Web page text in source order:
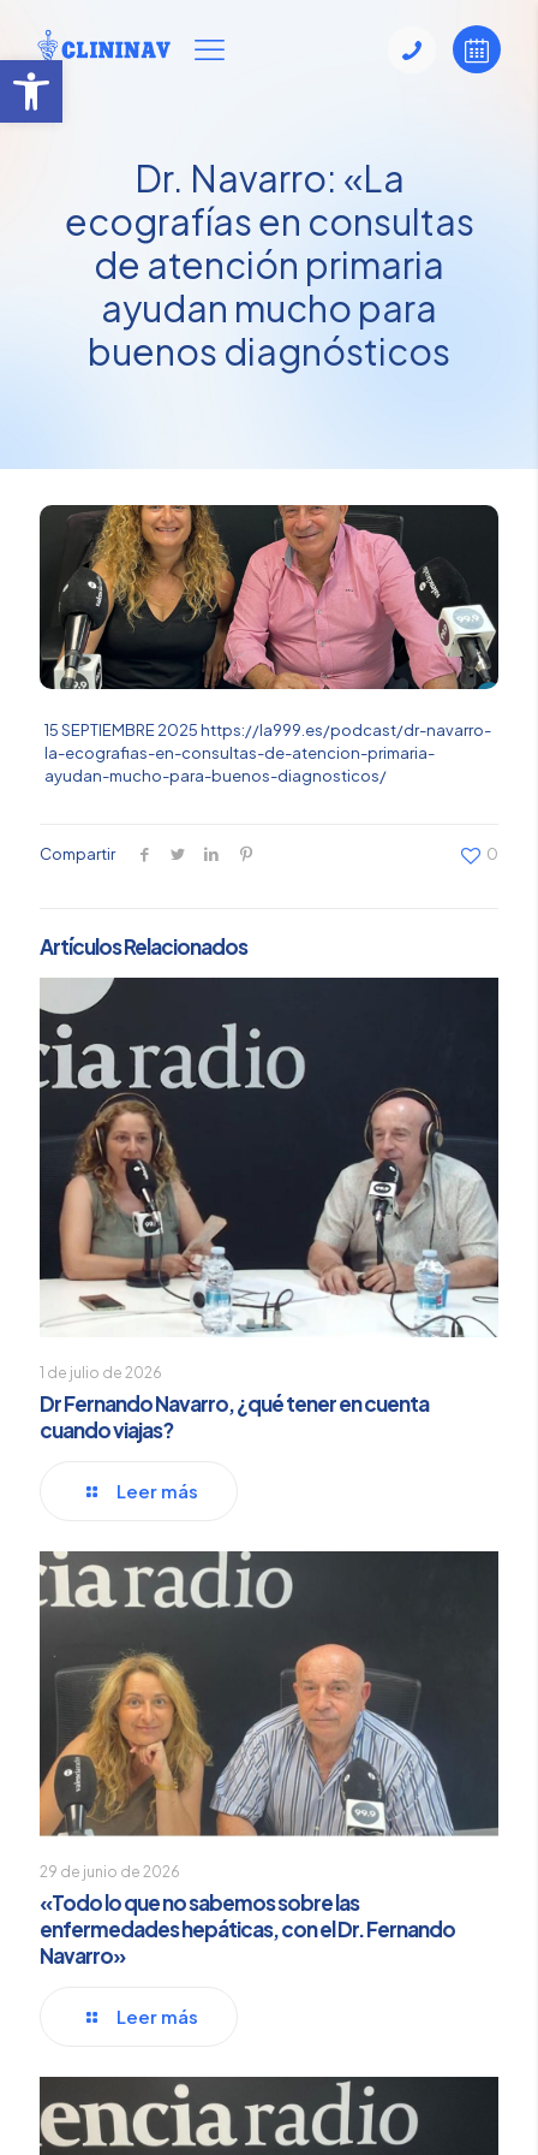
Abrir barra de herramientas
Dr. Navarro: «La
ecografías en consultas
de atención primaria
ayudan mucho para
buenos diagnósticos
15 SEPTIEMBRE 2025https://la999.es/podcast/dr-navarro-
la-ecografias-en-consultas-de-atencion-primaria-
ayudan-mucho-para-buenos-diagnosticos/
Compartir 0
Artículos Relacionados
1 de julio de 2026
Dr Fernando Navarro, ¿qué tener en cuenta
cuando viajas?
Leer más
29 de junio de 2026
«Todo lo que no sabemos sobre las
enfermedades hepáticas, con el Dr. Fernando
Navarro»
Leer más